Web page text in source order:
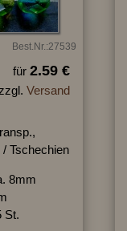
Best.Nr.:27539
für 2.59 €
Versand
Tschechien
8mm
St.